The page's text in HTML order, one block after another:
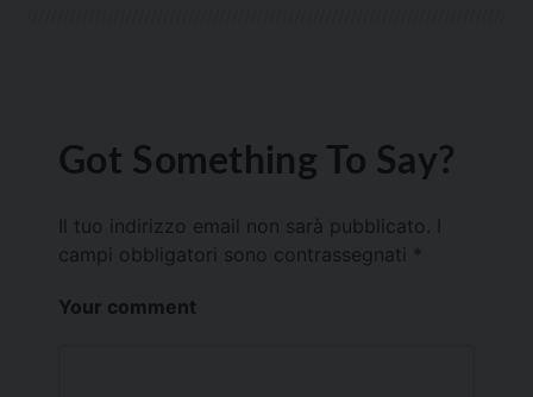
Got Something To Say?
Il tuo indirizzo email non sarà pubblicato.
campi obbligatori sono contrassegnati *
Your comment